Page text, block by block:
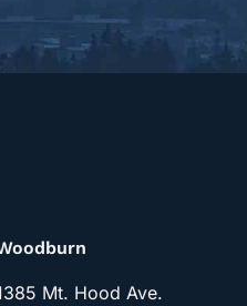
Mt. Hood Ave.